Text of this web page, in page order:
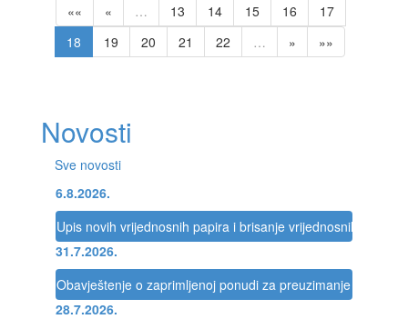
«« « … 13 14 15 16
17
18
19 20 21 22 … » »»
Novosti
Sve novosti
6.8.2026.
Upis novih vrijednosnih papira i brisanje vrijednosnih papira
31.7.2026.
Obavještenje o zaprimljenoj ponudi za preuzimanje društva
28.7.2026.